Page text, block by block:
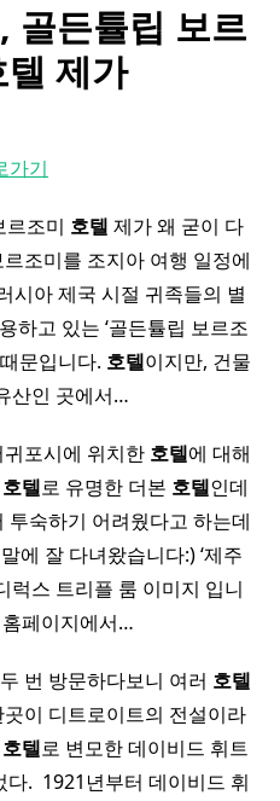
골든튤립 보르
제가
가기
르조미 호텔 제가 왜 굳이 다
조미를 조지아 여행 일정에
시아 제국 시절 귀족들의 별
하고 있는 ‘골든튤립 보르조
문입니다. 호텔이지만, 건물
산인 곳에서…
포시에 위치한 호텔에 대해
호텔로 유명한 더본 호텔인데
투숙하기 어려웠다고 하는데
에 잘 다녀왔습니다:) ‘제주
럭스 트리플 룸 이미지 입니
페이지에서…
번 방문하다보니 여러 호텔
이 디트로이트의 전설이라
호텔로 변모한 데이비드 휘트
다. ​ 1921년부터 데이비드 휘